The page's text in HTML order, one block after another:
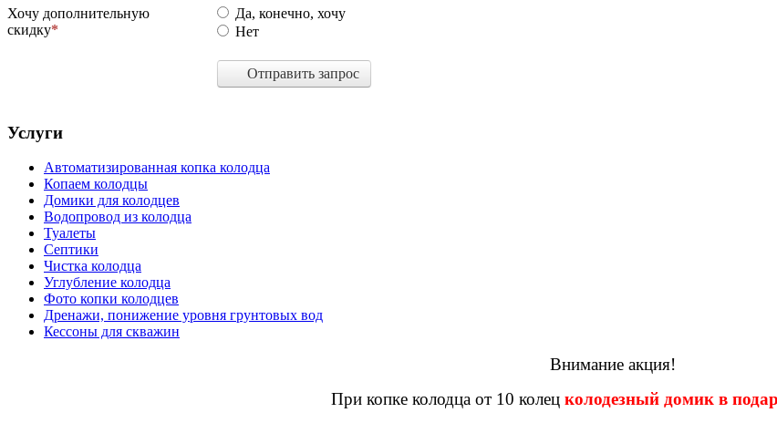
Хочу дополнительную
скидку
Да, конечно, хочу
Нет
Отправить запрос
Услуги
Автоматизированная копка колодца
Копаем колодцы
Домики для колодцев
Водопровод из колодца
Туалеты
Септики
Чистка колодца
Углубление колодца
Фото копки колодцев
Дренажи, понижение уровня грунтовых вод
Кессоны для скважин
Внимание акция!
При копке колодца от 10 колец колодезный домик в